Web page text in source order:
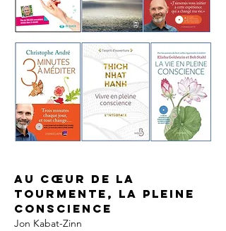
Au cœur de la
tourmente, la pleine
conscience
Jon Kabat-Zinn